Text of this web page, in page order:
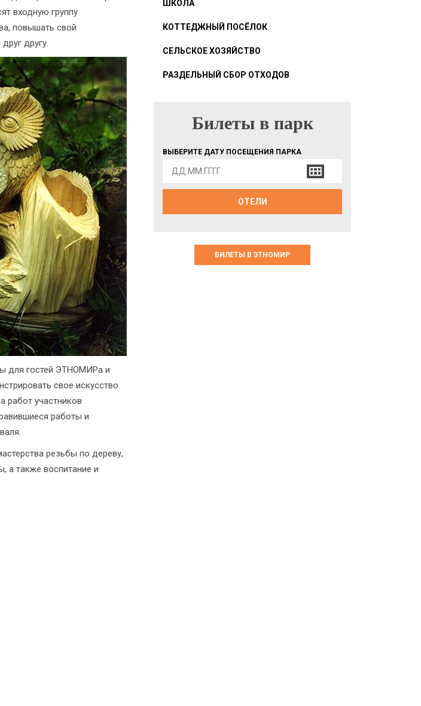
входную группу
повышать свой
другу.
для гостей ЭТНОМИРа и
свое искусство
работ участников
работы и
резьбы по дереву,
а также воспитание и
ШКОЛА
КОТТЕДЖНЫЙ ПОСЁЛОК
СЕЛЬСКОЕ ХОЗЯЙСТВО
РАЗДЕЛЬНЫЙ СБОР ОТХОДОВ
БИЛЕТЫ В ПАРК
Билеты в парк
ВЫБЕРИТЕ ДАТУ ПОСЕЩЕНИЯ ПАРКА
ОТЕЛИ
БИЛЕТЫ В ЭТНОМИР